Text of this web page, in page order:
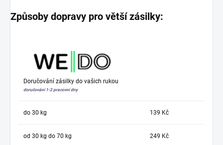
Způsoby dopravy pro větší zásilky:
Doručování zásilky do vašich rukou
doručování 1-2 pracovní dny
do 30 kg 139 Kč
od 30 kg do 70 kg 249 Kč